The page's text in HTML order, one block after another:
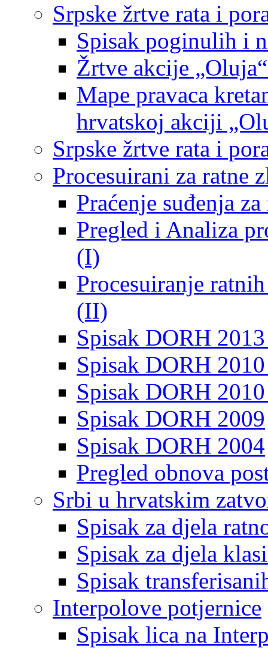
Srpske žrtve rata i
Spisak poginulih i
Žrtve akcije
Mape pravaca
hrvatskoj akciji
Srpske žrtve rata i
Procesuirani za ratne
Praćenje suđenja
Pregled i Analiza
(I)
Procesuiranje
(II)
Spisak DORH
Spisak DORH
Spisak DORH
Spisak DORH 2009
Spisak DORH 2004
Pregled obnova
Srbi u hrvatskim
Spisak za djela
Spisak za djela
Spisak
Interpolove potjernice
Spisak lica na